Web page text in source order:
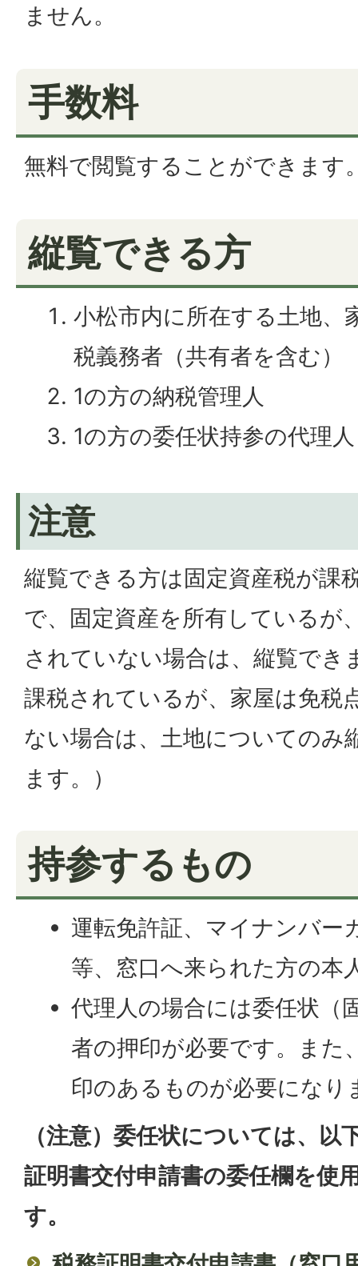
ません。
手数料
無料で閲覧することができます
縦覧できる方
小松市内に所在する土地、
税義務者（共有者を含む）
1の方の納税管理人
1の方の委任状持参の代理人
注意
縦覧できる方は固定資産税が課
で、固定資産を所有しているが
されていない場合は、縦覧でき
課税されているが、家屋は免税
ない場合は、土地についてのみ
ます。）
持参するもの
運転免許証、マイナンバー
等、窓口へ来られた方の本
代理人の場合には委任状（
者の押印が必要です。また
印のあるものが必要になり
（注意）委任状については、
証明書交付申請書の委任欄を使
す。